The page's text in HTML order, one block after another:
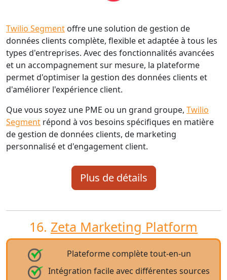
Twilio Segment offre une solution de gestion de
données clients complète, flexible et adaptée à tous les
types d'entreprises. Avec des fonctionnalités avancées
et un accompagnement sur mesure, la plateforme
permet d'optimiser la gestion des données clients et
d'améliorer l'expérience client.
Que vous soyez une PME ou un grand groupe, Twilio
Segment répond à vos besoins spécifiques en matière
de gestion de données clients, de marketing
personnalisé et d'engagement client.
Plus de détails
16. Zeta Marketing Platform
Plateforme complète tout-en-un
Intégration facile avec différentes sources